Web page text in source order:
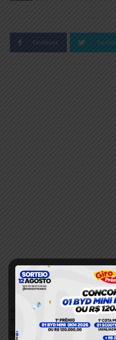
Facebook Twitter
Tempo que o concreto tem
que bater na betoneira: guia